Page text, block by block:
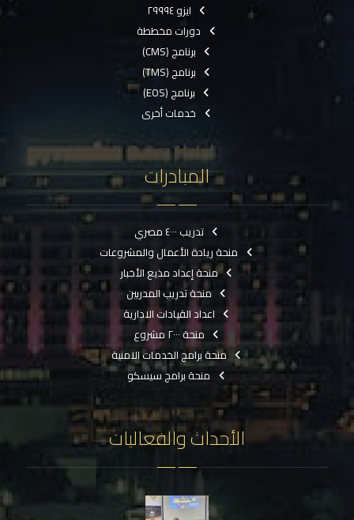
ايزو ٢٩٩٩٤
دورات مخططة
برنامج (CMS)
برنامج (TMS)
برنامج (EOS)
خدمات أخرى
المبادرات
تدريب ٤٠٠٠ مصري
منحة ريادة الأعمال والمشروعات
منحة إعداد مذيع الأخبار
منحة تدريب المدربين
اعداد القيادات الادارية
منحة ٢٠٠٠ مشروع
منحة برامج الخدمات الامنية
منحة برامج سيسكو
الأحداث والفعاليات